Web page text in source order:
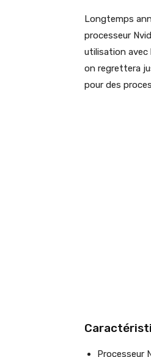
Longtemps
processeur
utilisation avec
on regrettera
pour des
Processeur